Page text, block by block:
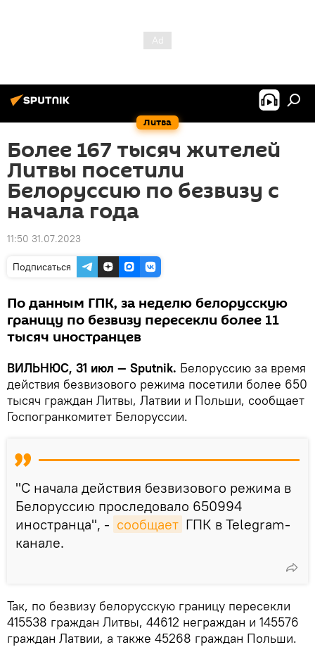
Литва
Более 167 тысяч жителей
Литвы посетили
Белоруссию по безвизу с
начала года
11:50 31.07.2023
Подписаться
По данным ГПК, за неделю белорусскую
границу по безвизу пересекли более 11
тысяч иностранцев
ВИЛЬНЮС, 31 июл — Sputnik. Белоруссию за время
действия безвизового режима посетили более 650
тысяч граждан Литвы, Латвии и Польши, сообщает
Госпогранкомитет Белоруссии.
"С начала действия безвизового режима в
Белоруссию проследовало 650994
иностранца", - сообщает ГПК в Telegram-
канале.
Так, по безвизу белорусскую границу пересекли
415538 граждан Литвы, 44612 неграждан и 145576
граждан Латвии, а также 45268 граждан Польши.